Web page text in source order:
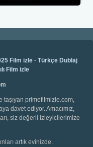
Film izle - Türkçe Dublaj
Film izle
primefilmizle.com,
davet ediyor. Amacımız,
siz değerli izleyicilerimize
artık evinizde.